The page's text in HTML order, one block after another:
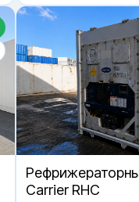
Carrier RHC